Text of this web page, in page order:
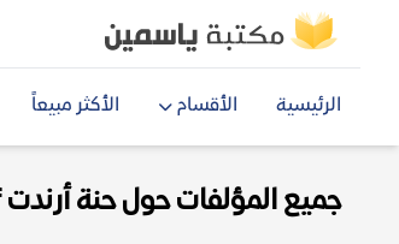
الرئيسية الأقسام الأكثر مبيعاً
جميع المؤلفات حول حنة أرندت pdf